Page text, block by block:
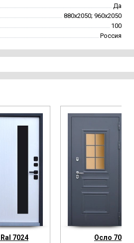
Да
880х2050; 960х2050
100
Россия
7024 Осло 7024